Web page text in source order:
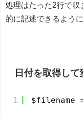
処理はたった2行で収
的に記述できるよう
日付を取得して
1 $filename